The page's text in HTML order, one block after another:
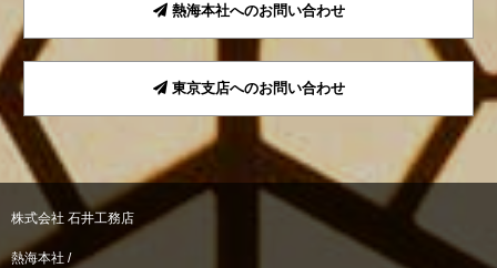
熱海本社へのお問い合わせ
東京支店へのお問い合わせ
株式会社 石井工務店
熱海本社 /